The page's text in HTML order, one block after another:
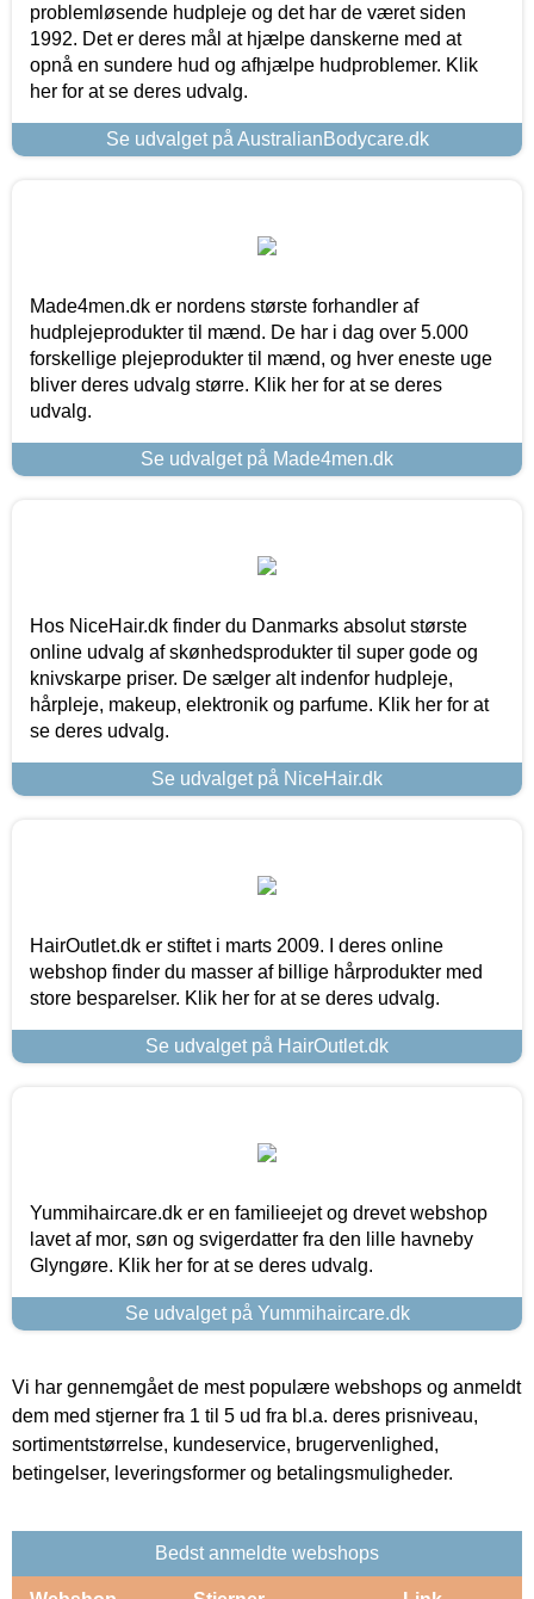
problemløsende hudpleje og det har de været siden
1992. Det er deres mål at hjælpe danskerne med at
opnå en sundere hud og afhjælpe hudproblemer. Klik
her for at se deres udvalg.
Se udvalget på AustralianBodycare.dk
Made4men.dk er nordens største forhandler af
hudplejeprodukter til mænd. De har i dag over 5.000
forskellige plejeprodukter til mænd, og hver eneste uge
bliver deres udvalg større. Klik her for at se deres
udvalg.
Se udvalget på Made4men.dk
Hos NiceHair.dk finder du Danmarks absolut største
online udvalg af skønhedsprodukter til super gode og
knivskarpe priser. De sælger alt indenfor hudpleje,
hårpleje, makeup, elektronik og parfume. Klik her for at
se deres udvalg.
Se udvalget på NiceHair.dk
HairOutlet.dk er stiftet i marts 2009. I deres online
webshop finder du masser af billige hårprodukter med
store besparelser. Klik her for at se deres udvalg.
Se udvalget på HairOutlet.dk
Yummihaircare.dk er en familieejet og drevet webshop
lavet af mor, søn og svigerdatter fra den lille havneby
Glyngøre. Klik her for at se deres udvalg.
Se udvalget på Yummihaircare.dk
Vi har gennemgået de mest populære webshops og anmeldt
dem med stjerner fra 1 til 5 ud fra bl.a. deres prisniveau,
sortimentstørrelse, kundeservice, brugervenlighed,
betingelser, leveringsformer og betalingsmuligheder.
Bedst anmeldte webshops